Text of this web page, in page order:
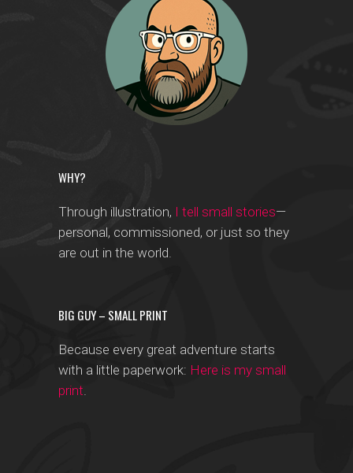
WHY?
Through illustration, I tell small stories—
personal, commissioned, or just so they
are out in the world.
BIG GUY – SMALL PRINT
Because every great adventure starts
with a little paperwork: Here is my small
print.